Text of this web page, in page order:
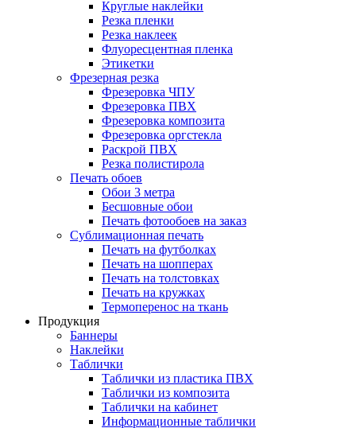
Круглые наклейки
Резка пленки
Резка наклеек
Флуоресцентная пленка
Этикетки
Фрезерная резка
Фрезеровка ЧПУ
Фрезеровка ПВХ
Фрезеровка композита
Фрезеровка оргстекла
Раскрой ПВХ
Резка полистирола
Печать обоев
Обои 3 метра
Бесшовные обои
Печать фотообоев на заказ
Сублимационная печать
Печать на футболках
Печать на шопперах
Печать на толстовках
Печать на кружках
Термоперенос на ткань
Продукция
Баннеры
Наклейки
Таблички
Таблички из пластика ПВХ
Таблички из композита
Таблички на кабинет
Информационные таблички